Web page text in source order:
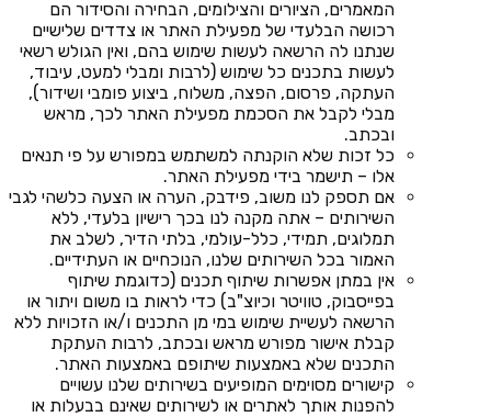
המאמרים, הציורים והצילומים, הבחירה והסידור הם
רכושה הבלעדי של מפעילת האתר או צדדים שלישיים
שנתנו לה הרשאה לעשות שימוש בהם, ואין הגולש רשאי
לעשות בתכנים כל שימוש (לרבות ומבלי למעט, עיבוד,
העתקה, פרסום, הפצה, משלוח, ביצוע פומבי ושידור),
מבלי לקבל את הסכמת מפעילת האתר לכך, מראש
ובכתב.
כל זכות שלא הוקנתה למשתמש במפורש על פי תנאים
אלו – תישמר בידי מפעילת האתר.
אם תספק לנו משוב, פידבק, הערה או הצעה כלשהי לגבי
השירותים – אתה מקנה לנו בכך רישיון בלעדי, ללא
תמלוגים, תמידי, כלל-עולמי, בלתי הדיר, לשלב את
האמור בכל השירותים שלנו, הנוכחיים או העתידיים.
אין במתן אפשרות שיתוף תכנים (כדוגמת שיתוף
בפייסבוק, טוויטר וכיוצ"ב) כדי לראות בו משום ויתור או
הרשאה לעשיית שימוש במי מן התכנים ו/או הזכויות ללא
קבלת אישור מפורש מראש ובכתב, לרבות העתקת
התכנים שלא באמצעות שיתופם באמצעות האתר.
קישורים מסוימים המופיעים בשירותים שלנו עשויים
להפנות אותך לאתרים או לשירותים שאינם בבעלות או